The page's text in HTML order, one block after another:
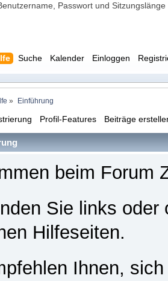
Passwort und Sitzungslänge
Suche Kalender Einloggen
» Einführung
Profil-Features Beiträge
beim Forum
Sie links
Hilfeseiten.
Ihnen,